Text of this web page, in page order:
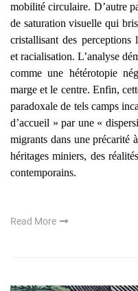
mobilité circulaire. D’autre
de saturation visuelle qui
cristallisant des perceptions
et racialisation. L’analyse
comme une hétérotopie
marge et le centre. Enfin,
paradoxale de tels camps
d’accueil » par une «
migrants dans une précarité
héritages miniers, des
contemporains.
Read More